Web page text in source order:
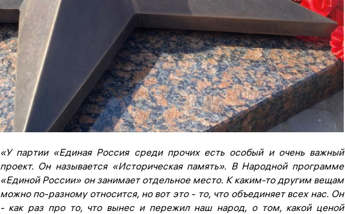
«У партии «Единая Россия среди прочих есть особый и очень важный
проект. Он называется «Историческая память». В Народной программе
«Единой России» он занимает отдельное место. К каким-то другим вещам
можно по-разному относится, но вот это - то, что объединяет всех нас. Он
- как раз про то, что вынес и пережил наш народ, о том, какой ценой